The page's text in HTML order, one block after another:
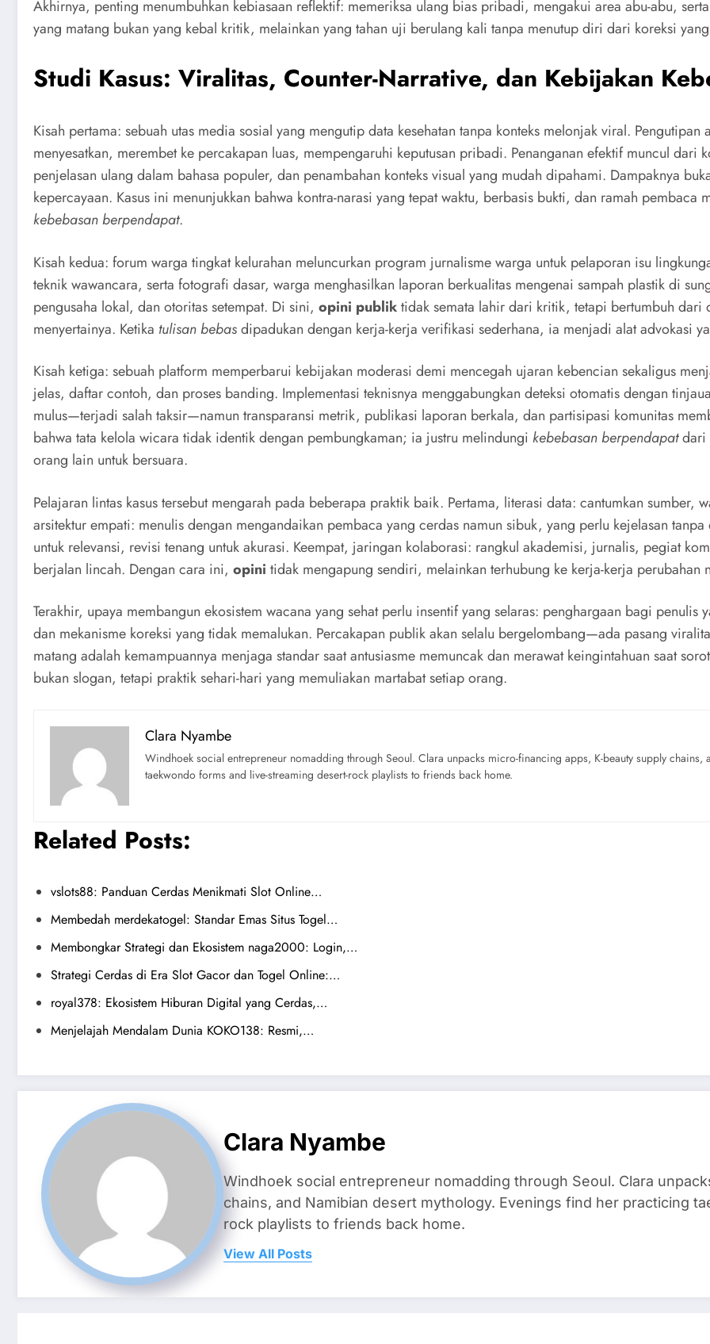
Akhirnya, penting menumbuhkan kebiasaan reflektif: memeriksa ulang bias pribadi, mengakui area abu-abu,
yang matang bukan yang kebal kritik, melainkan yang tahan uji berulang kali tanpa menutup diri dari koreksi
Studi Kasus: Viralitas, Counter-Narrative, dan Kebijakan
Kisah pertama: sebuah utas media sosial yang mengutip data kesehatan tanpa konteks melonjak viral.
menyesatkan, merembet ke percakapan luas, mempengaruhi keputusan pribadi. Penanganan efektif muncul dari
penjelasan ulang dalam bahasa populer, dan penambahan konteks visual yang mudah dipahami. Dampaknya
kepercayaan. Kasus ini menunjukkan bahwa kontra-narasi yang tepat waktu, berbasis bukti, dan ramah pembaca
kebebasan berpendapat.
Kisah kedua: forum warga tingkat kelurahan meluncurkan program jurnalisme warga untuk pelaporan isu
teknik wawancara, serta fotografi dasar, warga menghasilkan laporan berkualitas mengenai sampah plastik di
pengusaha lokal, dan otoritas setempat. Di sini, opini publiktidak semata lahir dari kritik, tetapi bertumbuh dari
menyertainya. Ketika tulisan bebasdipadukan dengan kerja-kerja verifikasi sederhana, ia menjadi alat advokasi
Kisah ketiga: sebuah platform memperbarui kebijakan moderasi demi mencegah ujaran kebencian sekaligus
jelas, daftar contoh, dan proses banding. Implementasi teknisnya menggabungkan deteksi otomatis dengan
mulus—terjadi salah taksir—namun transparansi metrik, publikasi laporan berkala, dan partisipasi komunitas
bahwa tata kelola wicara tidak identik dengan pembungkaman; ia justru melindungi kebebasan berpendapatdari
orang lain untuk bersuara.
Pelajaran lintas kasus tersebut mengarah pada beberapa praktik baik. Pertama, literasi data: cantumkan sumber,
arsitektur empati: menulis dengan mengandaikan pembaca yang cerdas namun sibuk, yang perlu kejelasan
untuk relevansi, revisi tenang untuk akurasi. Keempat, jaringan kolaborasi: rangkul akademisi, jurnalis, pegiat
berjalan lincah. Dengan cara ini, opini tidak mengapung sendiri, melainkan terhubung ke kerja-kerja perubahan
Terakhir, upaya membangun ekosistem wacana yang sehat perlu insentif yang selaras: penghargaan bagi
dan mekanisme koreksi yang tidak memalukan. Percakapan publik akan selalu bergelombang—ada pasang
matang adalah kemampuannya menjaga standar saat antusiasme memuncak dan merawat keingintahuan saat
bukan slogan, tetapi praktik sehari-hari yang memuliakan martabat setiap orang.
Clara Nyambe
Windhoek social entrepreneur nomadding through Seoul. Clara unpacks micro-financing apps, K-beauty supply
taekwondo forms and live-streaming desert-rock playlists to friends back home.
Related Posts:
vslots88: Panduan Cerdas Menikmati Slot Online…
Membedah merdekatogel: Standar Emas Situs Togel…
Membongkar Strategi dan Ekosistem naga2000: Login,…
Strategi Cerdas di Era Slot Gacor dan Togel Online:…
royal378: Ekosistem Hiburan Digital yang Cerdas,…
Menjelajah Mendalam Dunia KOKO138: Resmi,…
Clara Nyambe
Windhoek social entrepreneur nomadding through Seoul. Clara
chains, and Namibian desert mythology. Evenings find her practicing
rock playlists to friends back home.
View All Posts